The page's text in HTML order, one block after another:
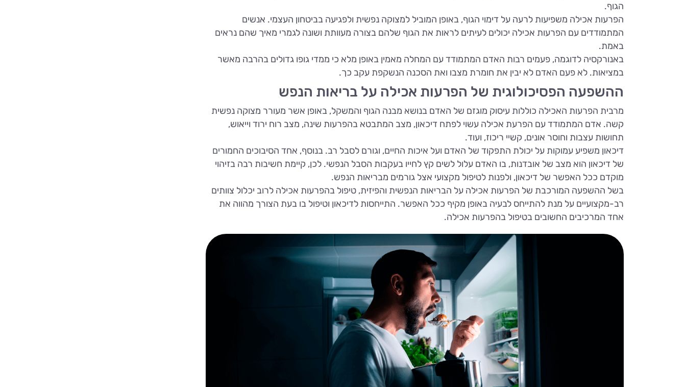
הגוף.
הפרעות אכילה משפיעות לרעה על דימוי הגוף, באופן המוביל למצוקה נפשית ולפגיעה בביטחון העצמי. אנשים
המתמודדים עם הפרעות אכילה יכולים לעיתים לראות את הגוף שלהם בצורה מעוותת ושונה לגמרי מאיך שהם נראים
באמת.
באנורקסיה לדוגמה, פעמים רבות האדם המתמודד עם המחלה מאמין באופן מלא כי ממדי גופו גדולים בהרבה מאשר
במציאות. לא פעם האדם לא יבין את חומרת מצבו ואת הסכנה הנשקפת עקב כך.
ההשפעה הפסיכולוגית של הפרעות אכילה על בריאות הנפש
מרבית הפרעות האכילה כוללות עיסוק מוגזם של האדם בנושא מבנה הגוף והמשקל, באופן אשר מעורר מצוקה נפשית
קשה. אדם המתמודד עם הפרעת אכילה עשוי לפתח דיכאון, מצב המתבטא בהפרעות שינה, מצב רוח ירוד וייאוש,
תחושות עצבות וחוסר אונים, קשיי ריכוז, ועוד.
דיכאון משפיע עמוקות על יכולת התפקוד של האדם ועל איכות החיים, וגורם לסבל רב. בנוסף, אחד הסיבוכים החמורים
של דיכאון הוא מצב של אובדנות, בו האדם עלול לשים קץ לחייו בעקבות הסבל הנפשי. לכן, קיימת חשיבות רבה בזיהוי
מוקדם ככל האפשר של דיכאון, ולפנות לטיפול מקצועי אצל גורמים מבריאות הנפש.
בשל ההשפעה המורכבת של הפרעות אכילה על הבריאות הנפשית והפיזית, טיפול בהפרעות אכילה לרוב יכלול צוותים
רב-מקצועיים על מנת להתייחס לבעיה באופן מקיף ככל האפשר. התייחסות לדיכאון וטיפול בו בעת הצורך מהווה את
אחד המרכיבים החשובים בטיפול בהפרעות אכילה.